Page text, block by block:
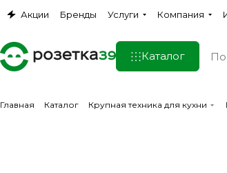
Акции Бренды Услуги Компания
Каталог
Главная Каталог Крупная техника для кухни